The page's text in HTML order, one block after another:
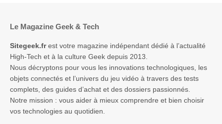
Le Magazine Geek & Tech
Sitegeek.frest votre magazine indépendant dédié à l’actualité
High-Tech et à la culture Geek depuis 2013.
Nous décryptons pour vous les innovations technologiques, les
objets connectés et l’univers du jeu vidéo à travers des tests
complets, des guides d’achat et des dossiers passionnés.
Notre mission : vous aider à mieux comprendre et bien choisir
vos technologies au quotidien.